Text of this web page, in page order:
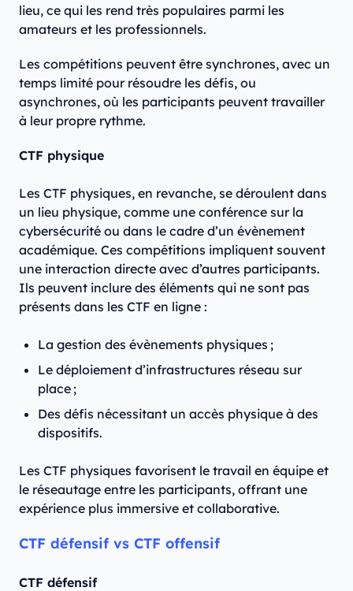
lieu, ce qui les rend très populaires parmi les
amateurs et les professionnels.
Les compétitions peuvent être synchrones, avec un
temps limité pour résoudre les défis, ou
asynchrones, où les participants peuvent travailler
à leur propre rythme.
CTF physique
Les CTF physiques, en revanche, se déroulent dans
un lieu physique, comme une conférence sur la
cybersécurité ou dans le cadre d’un évènement
académique. Ces compétitions impliquent souvent
une interaction directe avec d’autres participants.
Ils peuvent inclure des éléments qui ne sont pas
présents dans les CTF en ligne :
La gestion des évènements physiques ;
Le déploiement d’infrastructures réseau sur
place ;
Des défis nécessitant un accès physique à des
dispositifs.
Les CTF physiques favorisent le travail en équipe et
le réseautage entre les participants, offrant une
expérience plus immersive et collaborative.
CTF défensif vs CTF offensif
CTF défensif